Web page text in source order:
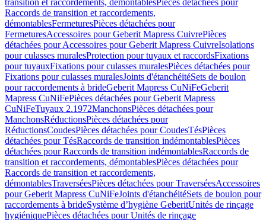
transition et raccordements, démontablesPièces détachées pour
Raccords de transition et raccordements,
démontablesFermeturesPièces détachées pour
FermeturesAccessoires pour Geberit Mapress CuivrePièces
détachées pour Accessoires pour Geberit Mapress CuivreIsolations
pour culasses muralesProtection pour tuyaux et raccordsFixations
pour tuyauxFixations pour culasses muralesPièces détachées pour
Fixations pour culasses muralesJoints d'étanchéitéSets de boulon
pour raccordements à brideGeberit Mapress CuNiFeGeberit
Mapress CuNiFePièces détachées pour Geberit Mapress
CuNiFeTuyaux 2.1972ManchonsPièces détachées pour
ManchonsRéductionsPièces détachées pour
RéductionsCoudesPièces détachées pour CoudesTésPièces
détachées pour TésRaccords de transition indémontablesPièces
détachées pour Raccords de transition indémontablesRaccords de
transition et raccordements, démontablesPièces détachées pour
Raccords de transition et raccordements,
démontablesTraverséesPièces détachées pour TraverséesAccessoires
pour Geberit Mapress CuNiFeJoints d'étanchéitéSets de boulon pour
raccordements à brideSystème d’hygiène GeberitUnités de rinçage
hygiéniquePièces détachées pour Unités de rinçage